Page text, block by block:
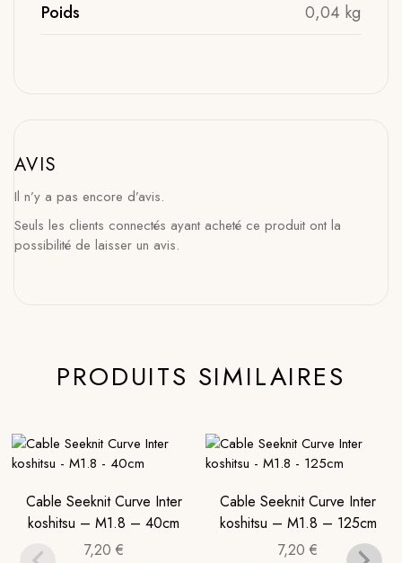
Poids 0,04 kg
AVIS
Il n’y a pas encore d’avis.
Seuls les clients connectés ayant acheté ce produit ont la
possibilité de laisser un avis.
PRODUITS SIMILAIRES
Cable Seeknit Curve Inter
koshitsu – M1.8 – 40cm
7,20 €
Cable Seeknit Curve Inter
koshitsu – M1.8 – 125cm
7,20€